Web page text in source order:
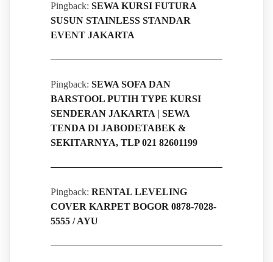
Pingback: SEWA KURSI FUTURA
SUSUN STAINLESS STANDAR
EVENT JAKARTA
Pingback: SEWA SOFA DAN
BARSTOOL PUTIH TYPE KURSI
SENDERAN JAKARTA | SEWA
TENDA DI JABODETABEK &
SEKITARNYA, TLP 021 82601199
Pingback: RENTAL LEVELING
COVER KARPET BOGOR 0878-7028-
5555 / AYU